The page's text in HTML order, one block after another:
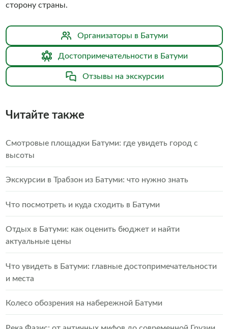
сторону страны.
Организаторы в Батуми
Достопримечательности в Батуми
Отзывы на экскурсии
Читайте также
Смотровые площадки Батуми: где увидеть город с
высоты
Экскурсии в Трабзон из Батуми: что нужно знать
Что посмотреть и куда сходить в Батуми
Отдых в Батуми: как оценить бюджет и найти
актуальные цены
Что увидеть в Батуми: главные достопримечательности
и места
Колесо обозрения на набережной Батуми